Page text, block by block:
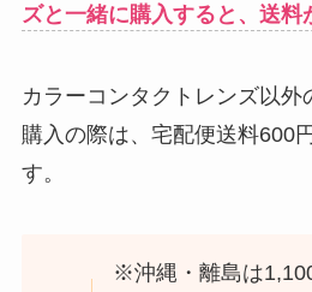
ズと一緒に購入すると、送料
カラーコンタクトレンズ以外
購入の際は、宅配便送料600
す。
※沖縄・離島は